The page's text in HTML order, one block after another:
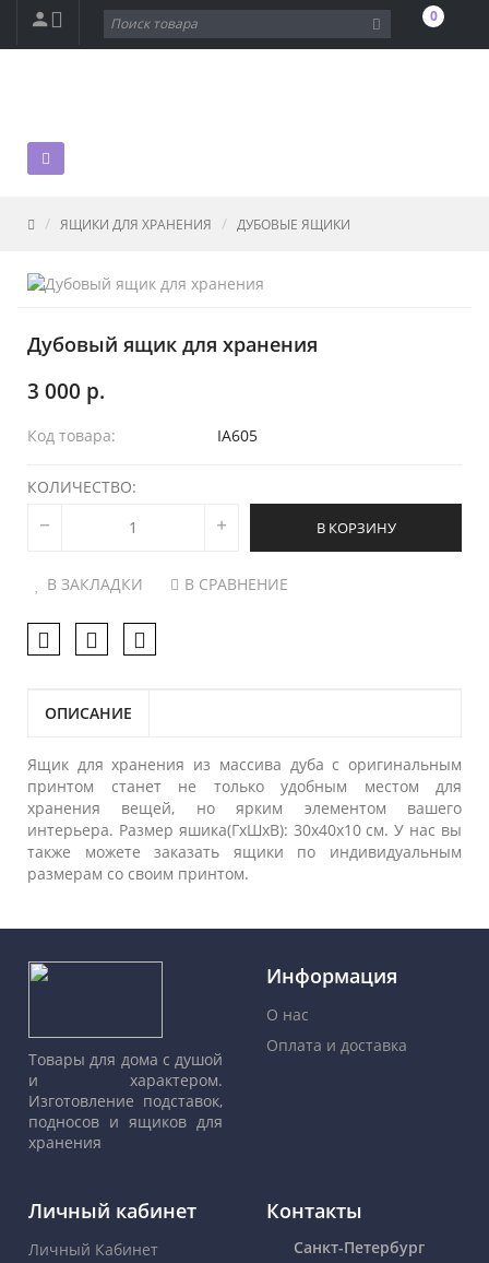
0
ЯЩИКИ ДЛЯ ХРАНЕНИЯ ДУБОВЫЕ ЯЩИКИ
Дубовый ящик для хранения
3 000 р.
Код товара: IA605
КОЛИЧЕСТВО:
В КОРЗИНУ
В ЗАКЛАДКИ В СРАВНЕНИЕ
ОПИСАНИЕ
Ящик для хранения из массива дуба с оригинальным
принтом станет не только удобным местом для
хранения вещей, но ярким элементом вашего
интерьера. Размер яшика(ГхШхВ): 30х40х10 см. У нас вы
также можете заказать ящики по индивидуальным
размерам со своим принтом.
Товары для дома с душой
и характером.
Изготовление подставок,
подносов и ящиков для
хранения
Информация
О нас
Оплата и доставка
Личный кабинет
Личный Кабинет
Контакты
Санкт-Петербург